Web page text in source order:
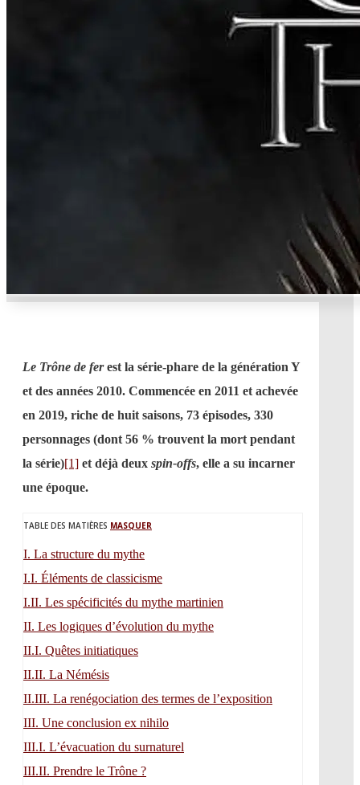
Le Trône de ferest la série-phare de la génération Y
et des années 2010. Commencée en 2011 et achevée
en 2019, riche de huit saisons, 73 épisodes, 330
personnages (dont 56 % trouvent la mort pendant
la série)[1] et déjà deux spin-offs, elle a su incarner
une époque.
TABLE DES MATIÈRES MASQUER
I. La structure du mythe
I.I. Éléments de classicisme
I.II. Les spécificités du mythe martinien
II. Les logiques d’évolution du mythe
II.I. Quêtes initiatiques
II.II. La Némésis
II.III. La renégociation des termes de l’exposition
III. Une conclusion ex nihilo
III.I. L’évacuation du surnaturel
III.II. Prendre le Trône ?